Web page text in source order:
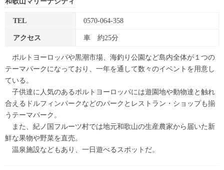
TEL 0570-064-358
アクセス 車 約25分
ポルトヨーロッパや黒潮市場、海釣り公園など島内全体が１つの
テーマパークになっており、一年を通して数々のイベントを用意し
ている。
子供達に人気のあるポルトヨーロッパには遊園地や動物達と触れ
合えるドルフィンパークなどのパークとレストラン・ショップも揃
うテーマパーク。
また、紀ノ国フルーツ村では地元和歌山の生産農家から届いた新
鮮な果物や野菜を直売。
温泉施設などもあり、一日遊べるスポットだ。